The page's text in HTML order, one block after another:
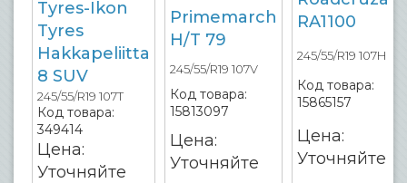
Tyres-Ikon
Tyres
Hakkapeliitta
8 SUV
245/55/R19 107T
Код товара:
349414
Цена:
Уточняйте
Primemarch
H/T 79
245/55/R19 107V
Код товара:
15813097
Цена:
Уточняйте
RA1100
245/55/R19 107H
Код товара:
15865157
Цена:
Уточняйте